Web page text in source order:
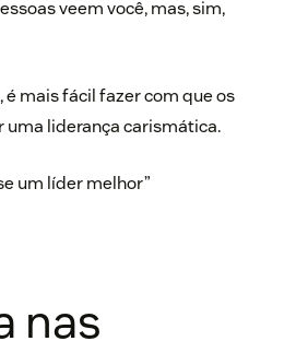
veem você, mas, sim,
mais fácil fazer com que os
uma liderança carismática.
um líder melhor”
nas